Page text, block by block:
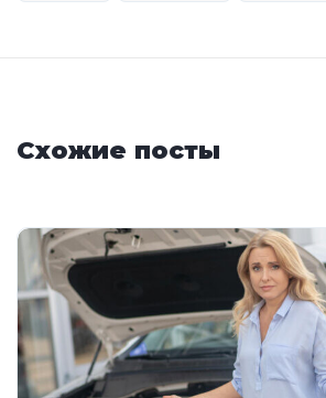
Схожие посты